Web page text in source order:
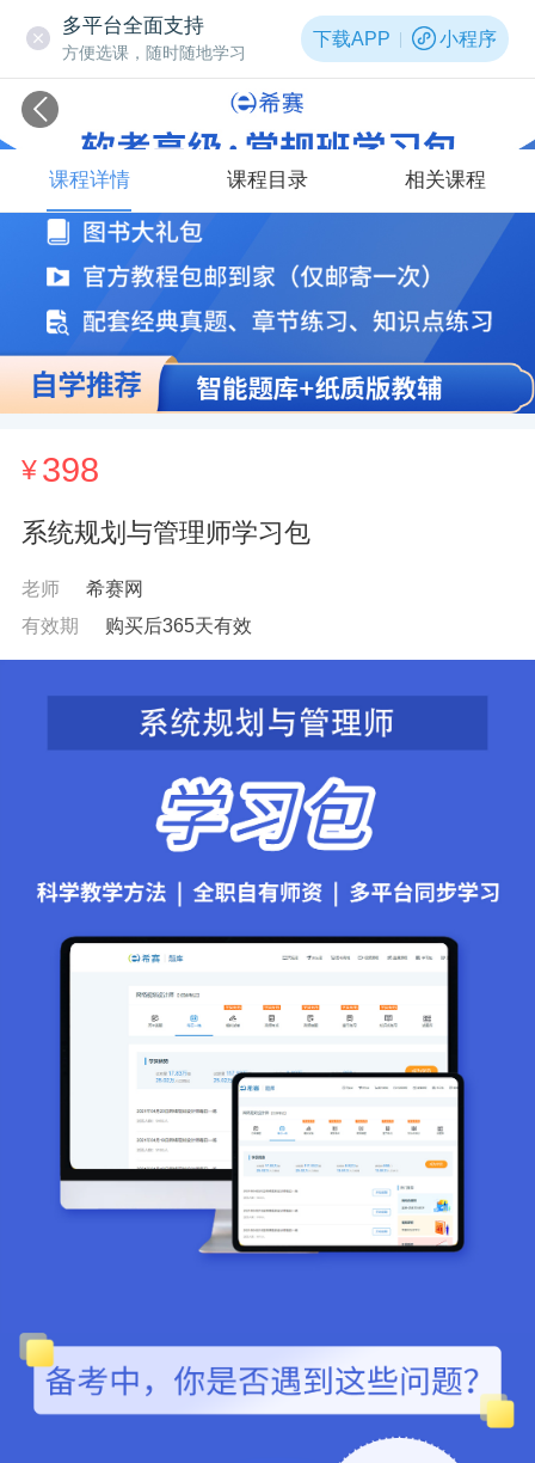
多平台全面支持
方便选课，随时随地学习
下载APP 小程序
¥398
系统规划与管理师学习包
老师
希赛网
有效期
购买后365天有效
课程详情 课程目录 相关课程